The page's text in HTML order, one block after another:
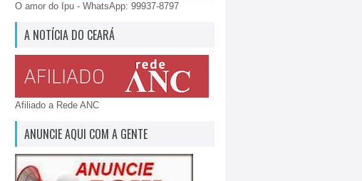
O amor do Ipu - WhatsApp: 99937-8797
A NOTÍCIA DO CEARÁ
Afiliado a Rede ANC
ANUNCIE AQUI COM A GENTE